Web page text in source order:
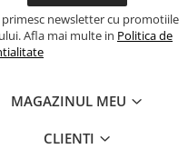
primesc newsletter cu promotiile
Afla mai multe in Politica de
MAGAZINUL MEU
CLIENTI